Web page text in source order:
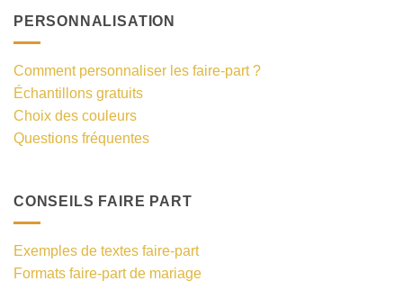
PERSONNALISATION
Comment personnaliser les faire-part ?
Échantillons gratuits
Choix des couleurs
Questions fréquentes
CONSEILS FAIRE PART
Exemples de textes faire-part
Formats faire-part de mariage